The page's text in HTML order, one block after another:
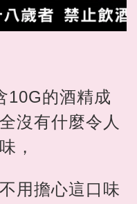
10G的酒精成
沒有什麼令人
，
用擔心這口味